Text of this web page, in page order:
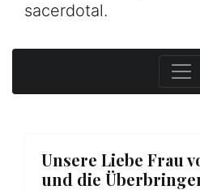
sacerdotal.
Unsere Liebe Frau
und die